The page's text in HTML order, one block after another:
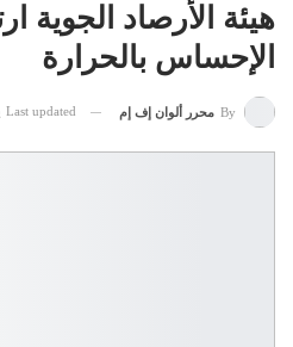
هيئة الأرصاد الجوية
الإحساس بالحرارة
By محرر ألوان إف إم Last updated